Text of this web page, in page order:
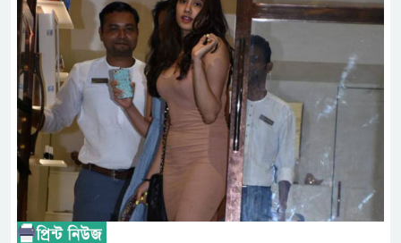
আত-তানযীল ইনস্টিটিউট
পর্দাপন উপলক্ষে আলোচনা সভা ও
ফ্যাসিবাদবিরোধী আন্দোলনে
নিরপেক্ষ ও বিশ্বাসযোগ্য : প্রধানমন্ত্রী
বাগেরহাট মেডিকেল
জুলাই স্মৃতি জাদুঘরের দুয়ার